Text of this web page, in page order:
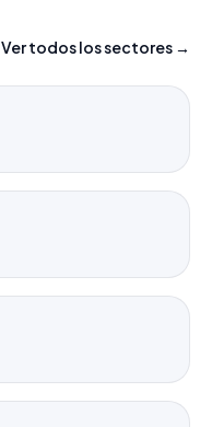
Ver todos los sectores →